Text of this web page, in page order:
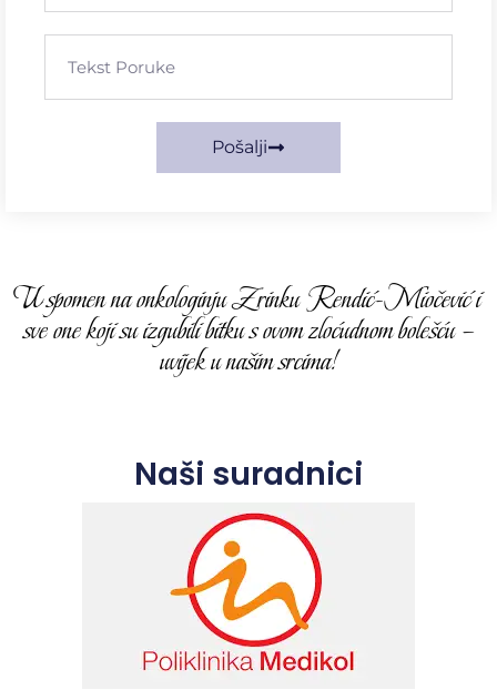
Pošalji
U spomen na onkologinju Zrinku Rendić-Miočević i
sve one koji su izgubili bitku s ovom zloćudnom bolešću –
uvijek u našim srcima!
Naši suradnici